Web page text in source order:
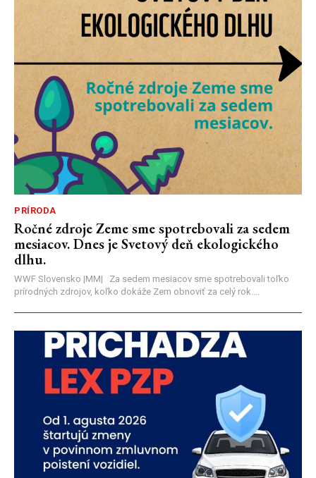
PRÍRODA
Ročné zdroje Zeme sme spotrebovali za sedem
mesiacov. Dnes je Svetový deň ekologického
dlhu.
WWF Slovensko |MM| Za sedem mesiacov sme spotrebovali toľko
prírodných zdrojov, koľko dokáže Zem obnoviť za celý rok....